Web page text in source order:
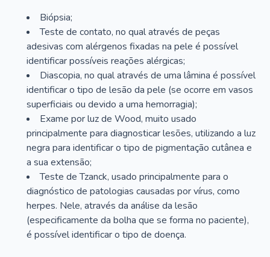
Biópsia;
Teste de contato, no qual através de peças
adesivas com alérgenos fixadas na pele é possível
identificar possíveis reações alérgicas;
Diascopia, no qual através de uma lâmina é possível
identificar o tipo de lesão da pele (se ocorre em vasos
superficiais ou devido a uma hemorragia);
Exame por luz de Wood, muito usado
principalmente para diagnosticar lesões, utilizando a luz
negra para identificar o tipo de pigmentação cutânea e
a sua extensão;
Teste de Tzanck, usado principalmente para o
diagnóstico de patologias causadas por vírus, como
herpes. Nele, através da análise da lesão
(especificamente da bolha que se forma no paciente),
é possível identificar o tipo de doença.